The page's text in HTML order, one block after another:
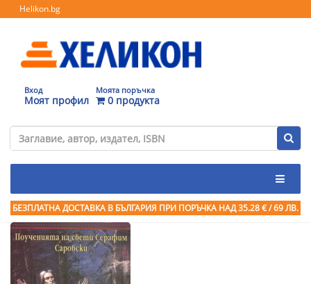
Helikon.bg
Вход
Моят профил
Моята поръчка
0 продукта
БЕЗПЛАТНА ДОСТАВКА В БЪЛГАРИЯ ПРИ ПОРЪЧКА НАД 35.28 € / 69 ЛВ.